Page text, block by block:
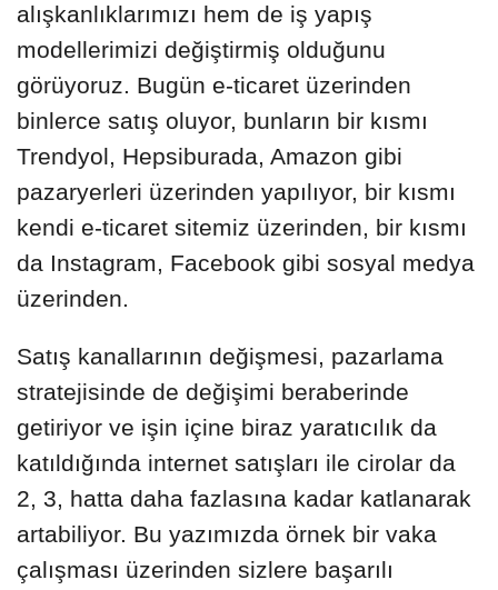
alışkanlıklarımızı hem de iş yapış
modellerimizi değiştirmiş olduğunu
görüyoruz. Bugün e-ticaret üzerinden
binlerce satış oluyor, bunların bir kısmı
Trendyol, Hepsiburada, Amazon gibi
pazaryerleri üzerinden yapılıyor, bir kısmı
kendi e-ticaret sitemiz üzerinden, bir kısmı
da Instagram, Facebook gibi sosyal medya
üzerinden.
Satış kanallarının değişmesi, pazarlama
stratejisinde de değişimi beraberinde
getiriyor ve işin içine biraz yaratıcılık da
katıldığında internet satışları ile cirolar da
2, 3, hatta daha fazlasına kadar katlanarak
artabiliyor. Bu yazımızda örnek bir vaka
çalışması üzerinden sizlere başarılı